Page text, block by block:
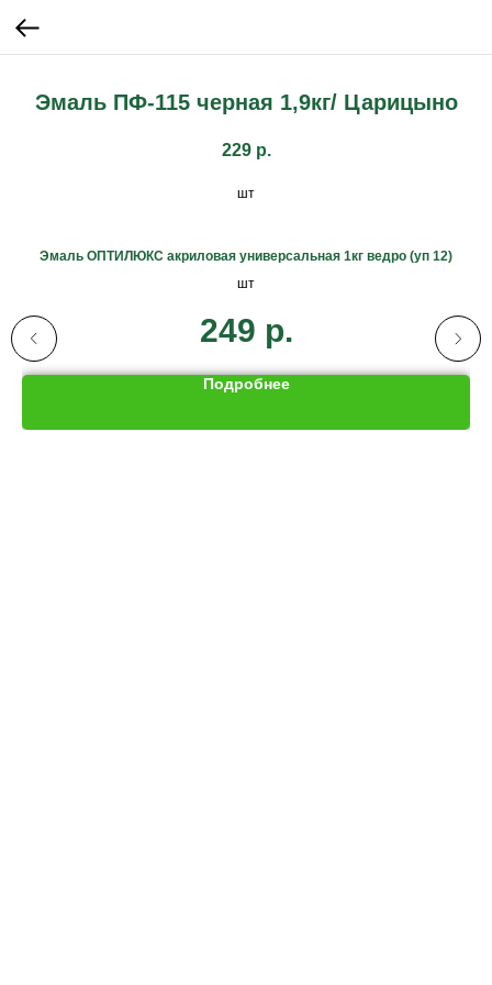
Эмаль ПФ-115 черная 1,9кг/ Царицыно
229 р.
шт
Эмаль ОПТИЛЮКС акриловая универсальная 1кг ведро (уп 12)
шт
249 р.
Подробнее